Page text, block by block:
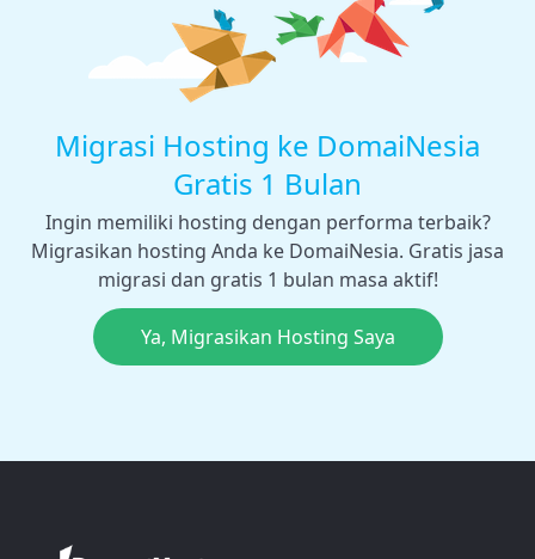
Migrasi Hosting ke DomaiNesia
Gratis 1 Bulan
Ingin memiliki hosting dengan performa terbaik?
Migrasikan hosting Anda ke DomaiNesia. Gratis jasa
migrasi dan gratis 1 bulan masa aktif!
Ya, Migrasikan Hosting Saya